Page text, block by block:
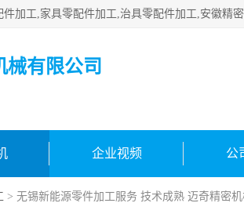
械有限公司
企业视频 公
> 无锡新能源零件加工服务 技术成熟 迈奇精密